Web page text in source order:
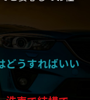
どうすればいい